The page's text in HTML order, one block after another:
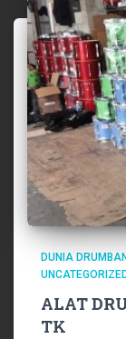
DUNIA
ALAT
TK